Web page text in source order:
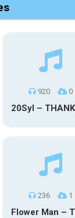
920 0
236 1